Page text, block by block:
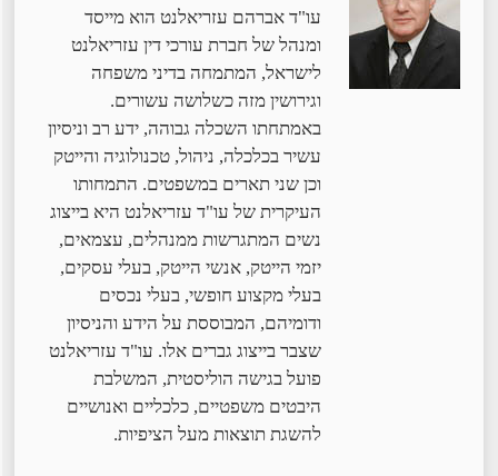
עו"ד אברהם עזריאלנט הוא מייסד
ומנהל של חברת עורכי דין עזריאלנט
לישראל, המתמחה בדיני משפחה
וגירושין מזה כשלושה עשורים.
באמתחתו השכלה גבוהה, ידע רב וניסיון
עשיר בכלכלה, ניהול, טכנולוגיה והייטק
וכן שני תארים במשפטים. התמחותו
העיקרית של עו"ד עזריאלנט היא בייצוג
נשים המתגרשות ממנהלים, עצמאים,
יזמי הייטק, אנשי הייטק, בעלי עסקים,
בעלי מקצוע חופשי, בעלי נכסים
ודומיהם, המבוססת על הידע והניסיון
שצבר בייצוג גברים אלו. עו"ד עזריאלנט
פועל בגישה הוליסטית, המשלבת
היבטים משפטיים, כלכליים ואנושיים
להשגת תוצאות מעל הציפיות.